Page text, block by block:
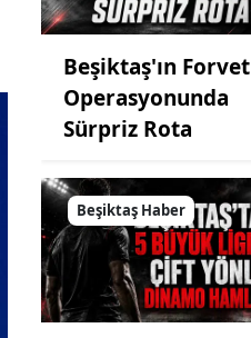
Beşiktaş'ın Forvet
Operasyonunda
Sürpriz Rota
Beşiktaş Haber